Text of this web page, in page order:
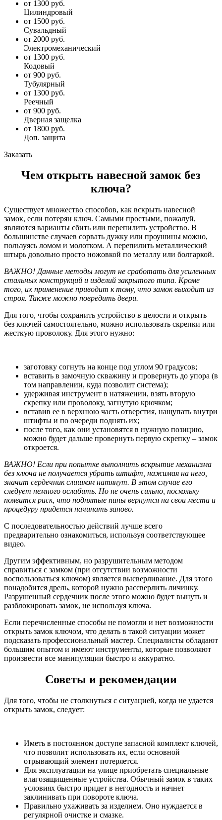
от 1300 руб.
Цилиндровый
от 1500 руб.
Сувальдный
от 2000 руб.
Электромеханический
от 1300 руб.
Кодовый
от 900 руб.
Тубулярный
от 1300 руб.
Реечный
от 900 руб.
Дверная защелка
от 1800 руб.
Доп. защита
Заказать
Чем открыть навесной замок без
ключа?
Существует множество способов, как вскрыть навесной
замок, если потерян ключ. Самыми простыми, пожалуй,
являются варианты сбить или перепилить устройство. В
большинстве случаев сорвать дужку или проушины можно,
пользуясь ломом и молотком. А перепилить металлический
штырь довольно просто ножовкой по металлу или болгаркой.
ВАЖНО! Данные методы могут не сработать для усиленных
стальных конструкций и изделий закрытого типа. Кроме
того, их применение приводит к тому, что замок выходит из
строя. Также можно повредить двери.
Для того, чтобы сохранить устройство в целости и открыть
без ключей самостоятельно, можно использовать скрепки или
жесткую проволоку. Для этого нужно:
заготовку согнуть на конце под углом 90 градусов;
вставить в замочную скважину и провернуть до упора (в
том направлении, куда позволит система);
удерживая инструмент в натяжении, взять вторую
скрепку или проволоку, загнутую крючком;
вставив ее в верхнюю часть отверстия, нащупать внутри
штифты и по очереди поднять их;
после того, как они установятся в нужную позицию,
можно будет дальше провернуть первую скрепку – замок
откроется.
ВАЖНО! Если при попытке выполнить вскрытие механизма
без ключа не получается убрать штифт, нажимая на него,
значит сердечник слишком натянут. В этом случае его
следует немного ослабить. Но не очень сильно, поскольку
появится риск, что поднятые пины вернутся на свои места и
процедуру придется начинать заново.
С последовательностью действий лучше всего
предварительно ознакомиться, используя соответствующее
видео.
Другим эффективным, но разрушительным методом
справиться с замком (при отсутствии возможности
воспользоваться ключом) является высверливание. Для этого
понадобится дрель, которой нужно рассверлить личинку.
Разрушенный сердечник после этого можно будет вынуть и
разблокировать замок, не используя ключа.
Если перечисленные способы не помогли и нет возможности
открыть замок ключом, что делать в такой ситуации может
подсказать профессиональный мастер. Специалисты обладают
большим опытом и имеют инструменты, которые позволяют
произвести все манипуляции быстро и аккуратно.
Советы и рекомендации
Для того, чтобы не столкнуться с ситуацией, когда не удается
открыть замок, следует:
Иметь в постоянном доступе запасной комплект ключей,
что позволит использовать их, если основной
отрывающий элемент потеряется.
Для эксплуатации на улице приобретать специальные
влагозащищенные устройства. Обычный замок в таких
условиях быстро придет в негодность и начнет
заклинивать при повороте ключа.
Правильно ухаживать за изделием. Оно нуждается в
регулярной очистке и смазке.